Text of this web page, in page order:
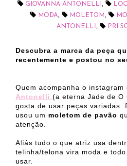
GIOVANNA ANTONELLI
MODA MOLETOM
ANTONELLI
PRI
Descubra a marca da peça
recentemente e postou no
Quem acompanha o instagram
Antonelli (a eterna Jade de O
gosta de usar peças variadas.
usou um moletom de pavão
atenção.
Aliás tudo o que atriz usa
telinha/telona vira moda e
usar.